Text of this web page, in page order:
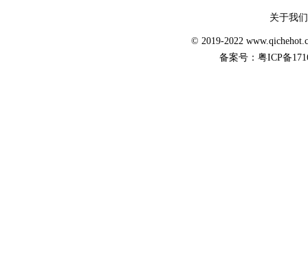
关于我们
© 2019-2022
备案号： 粤ICP备